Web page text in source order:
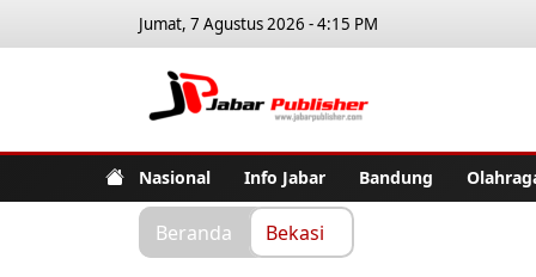
Jumat, 7 Agustus 2026 - 4:15 PM
Nasional Info Jabar Bandung
Beranda Bekasi